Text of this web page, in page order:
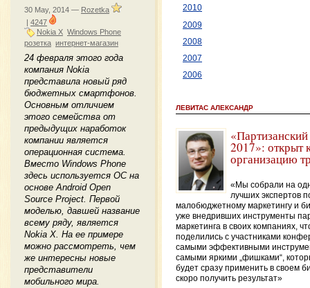
30 May, 2014 — Rozetka
| 4247
Nokia X Windows Phone
розетка интернет-магазин
24 февраля этого года
компания Nokia
представила новый ряд
бюджетных смартфонов.
Основным отличием
этого семейства от
предыдущих наработок
компании является
операционная система.
Вместо Windows Phone
здесь используется ОС на
основе Android Open
Source Project. Первой
моделью, давшей название
всему ряду, является
Nokia X. На ее примере
можно рассмотреть, чем
же интересны новые
представители
мобильного мира.
2010
2009
2008
2007
2006
ЛЕВИТАС АЛЕКСАНДР
2017»: открыт
организацию
«Мы собрали на
лучших экспертов
малобюджетному маркетингу и
уже внедривших инструменты
маркетинга в своих компаниях,
поделились с участниками
самыми эффективными
самыми яркими „фишками“,
будет сразу применить в своем
скоро получить результат»